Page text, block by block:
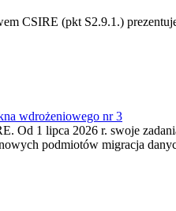
CSIRE (pkt S2.9.1.)
wdrożeniowego nr 3
Od 1 lipca 2026 r. swoje
podmiotów migracja